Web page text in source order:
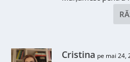
Cristina pe mai 24,